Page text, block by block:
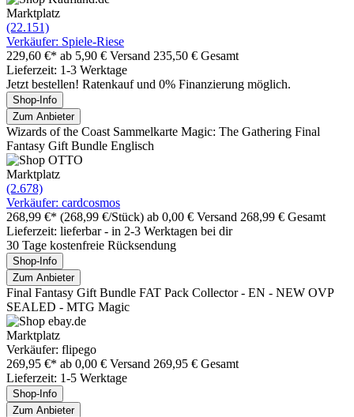
Marktplatz
(22.151)
Verkäufer: Spiele-Riese
229,60 €* ab 5,90 € Versand 235,50 € Gesamt
Lieferzeit: 1-3 Werktage
Jetzt bestellen! Ratenkauf und 0% Finanzierung möglich.
Shop-Info
Zum Anbieter
Wizards of the Coast Sammelkarte Magic: The Gathering Final
Fantasy Gift Bundle Englisch
Marktplatz
(2.678)
Verkäufer: cardcosmos
268,99 €* (268,99 €/Stück) ab 0,00 € Versand 268,99 € Gesamt
Lieferzeit: lieferbar - in 2-3 Werktagen bei dir
30 Tage kostenfreie Rücksendung
Shop-Info
Zum Anbieter
Final Fantasy Gift Bundle FAT Pack Collector - EN - NEW OVP
SEALED - MTG Magic
Marktplatz
Verkäufer: flipego
269,95 €* ab 0,00 € Versand 269,95 € Gesamt
Lieferzeit: 1-5 Werktage
Shop-Info
Zum Anbieter